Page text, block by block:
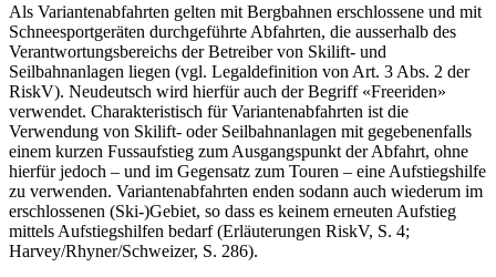
Als Variantenabfahrten gelten mit Bergbahnen erschlossene und mit
Schneesportgeräten durchgeführte Abfahrten, die ausserhalb des
Verantwortungsbereichs der Betreiber von Skilift- und
Seilbahnanlagen liegen (vgl. Legaldefinition von Art. 3 Abs. 2 der
RiskV). Neudeutsch wird hierfür auch der Begriff «Freeriden»
verwendet. Charakteristisch für Variantenabfahrten ist die
Verwendung von Skilift- oder Seilbahnanlagen mit gegebenenfalls
einem kurzen Fussaufstieg zum Ausgangspunkt der Abfahrt, ohne
hierfür jedoch – und im Gegensatz zum Touren – eine Aufstiegshilfe
zu verwenden. Variantenabfahrten enden sodann auch wiederum im
erschlossenen (Ski-)Gebiet, so dass es keinem erneuten Aufstieg
mittels Aufstiegshilfen bedarf (Erläuterungen RiskV, S. 4;
Harvey/Rhyner/Schweizer, S. 286).